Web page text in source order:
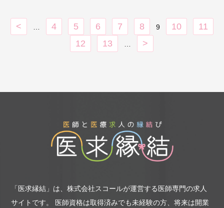
【医師体制】常 勤：3名（70代後半・院長
／60代半ば・リハ科／30代後半・内科）
非常勤：複数名
< 4 5 6 7 8 9 10
11
12
13 >
「医求縁結」は、株式会社スコールが運営する医師専門の求人
サイトです。
医師資格は取得済みでも未経験の方、将来は開業